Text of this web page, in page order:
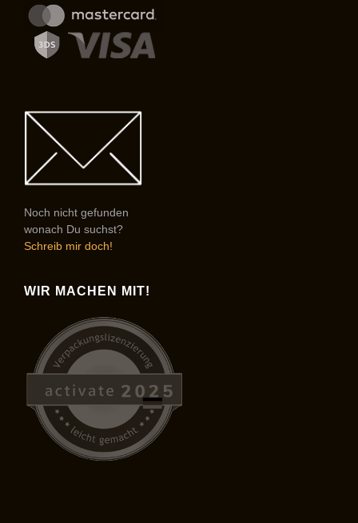
Noch nicht gefunden
wonach Du suchst?
Schreib mir doch!
WIR MACHEN MIT!